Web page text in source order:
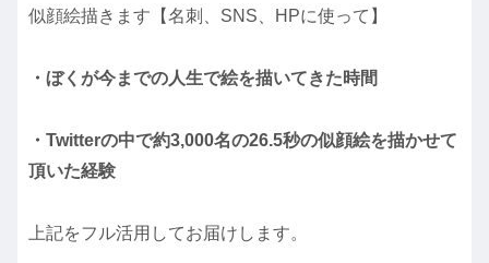
似顔絵描きます【名刺、SNS、HPに使って】
・ぼくが今までの人生で絵を描いてきた時間
・Twitterの中で約3,000名の26.5秒の似顔絵を描かせて
頂いた経験
上記をフル活用してお届けします。